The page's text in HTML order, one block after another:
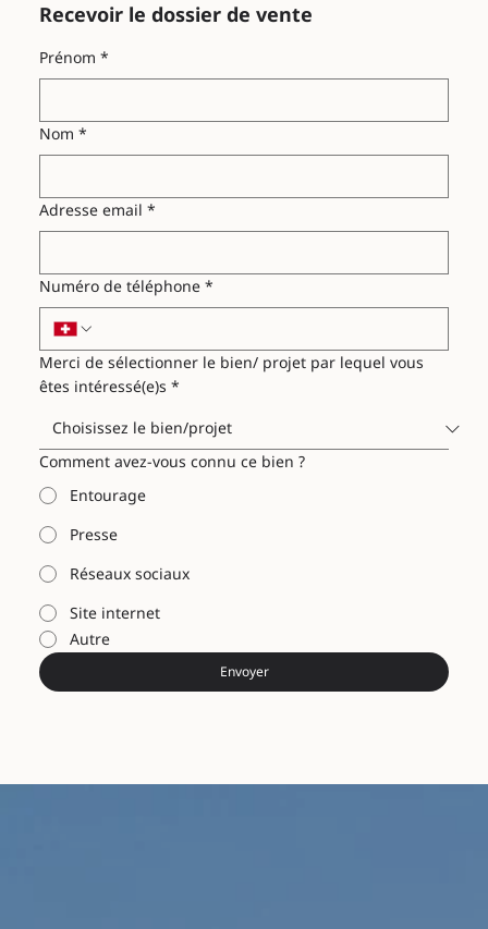
Recevoir le dossier de vente
Prénom *
Nom *
Adresse email *
Numéro de téléphone *
Merci de sélectionner le bien/ projet par lequel vous
êtes intéressé(e)s *
Comment avez-vous connu ce bien ?
Entourage
Presse
Réseaux sociaux
Site internet
Autre
Envoyer